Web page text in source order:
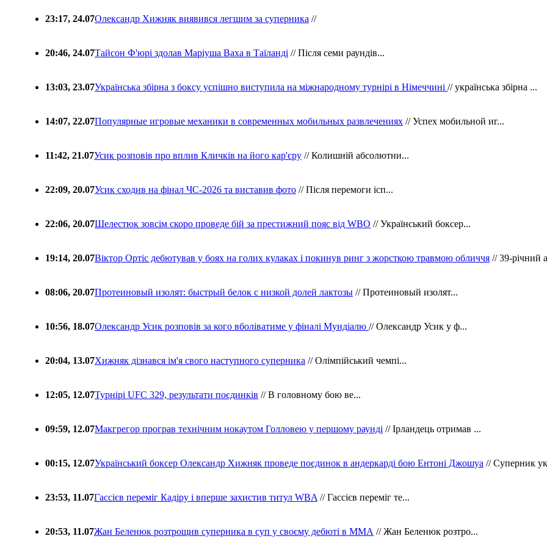
23:17, 24.07Олександр Хижняк виявився легшим за суперника //
20:46, 24.07Тайсон Ф'юрі здолав Маріуша Ваха в Таїланді // Після семи раундів...
13:03, 23.07Українська збірна з боксу успішно виступила на міжнародному турнірі в Німеччині // українська збірна ...
14:07, 22.07Популярные игровые механики в современных мобильных развлечениях // Успех мобильной иг...
11:42, 21.07Усик розповів про вплив Кличків на його кар'єру // Колишній абсолютни...
22:09, 20.07Усик сходив на фінал ЧС-2026 та виставив фото // Після перемоги ісп...
22:06, 20.07Шелестюк зовсім скоро проведе бій за престижний пояс від WBO // Український боксер...
19:14, 20.07Віктор Ортіс дебютував у боях на голих кулаках і покинув ринг з жорсткою травмою обличчя // 39-річний
08:06, 20.07Протеиновый изолят: быстрый белок с низкой долей лактозы // Протеиновый изолят...
10:56, 18.07Олександр Усик розповів за кого вболіватиме у фіналі Мундіалю // Олександр Усик у ф...
20:04, 13.07Хижняк дізнався ім'я свого наступного суперника // Олімпійський чемпі...
12:05, 12.07Турнірі UFC 329, результати поєдинків // В головному бою ве...
09:59, 12.07Макгрегор програв технічним нокаутом Голловею у першому раунді // Ірландець отримав ...
00:15, 12.07Український боксер Олександр Хижняк проведе поєдинок в андеркарді бою Ентоні Джошуа // Суперник
23:53, 11.07Гассієв переміг Кадіру і вперше захистив титул WBA // Гассієв переміг те...
20:53, 11.07Жан Беленюк розтрощив суперника в суп у своєму дебюті в ММА // Жан Беленюк розтро...